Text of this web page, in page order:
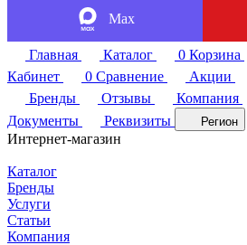
Max
Главная Каталог 0 Корзина
Кабинет
0 Сравнение Акции
Бренды
Отзывы Компания
Документы
Реквизиты Регион
Интернет-магазин
Каталог
Бренды
Услуги
Статьи
Компания